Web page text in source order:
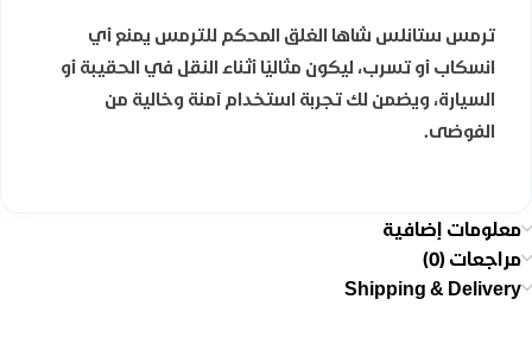
ترمس ستانلس شاها الغلق المحكم للترمس يمنع أي
انسكاب أو تسرب، ليكون مثاليًا أثناء النقل في الحقيبة أو
السيارة، ويضمن لك تجربة استخدام آمنة وخالية من
الفوضى.
معلومات إضافية
مراجعات (0)
Shipping & Delivery